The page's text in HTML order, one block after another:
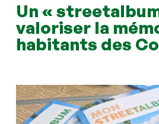
Un «
valoriser la
habitants des